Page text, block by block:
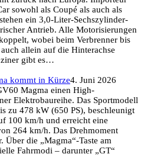
sowohl als Coupé als auch als
ein 3,0-Liter-Sechszylinder-
Antrieb. Alle Motorisierungen
wobei beim Verbrenner bis
allein auf die Hinterachse
gibt es…
kommt in Kürze4. Juni 2026
Magma einen High-
Elektrobaureihe. Das Sportmodell
zu 478 kW (650 PS), beschleunigt
100 km/h und erreicht eine
264 km/h. Das Drehmoment
Über die „Magma“-Taste am
Fahrmodi – darunter „GT“